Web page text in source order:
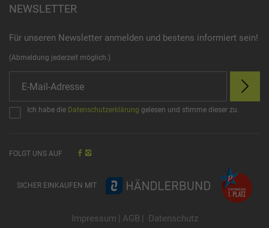
NEWSLETTER
Für unseren Newsletter anmelden und bestens informiert sein!
(Abmeldung jederzeit möglich.)
Ich habe die Datenschutzerklärung gelesen und stimme dieser zu.
FOLGT UNS AUF
SICHER EINKAUFEN MIT
Impressum | AGB | Datenschutz